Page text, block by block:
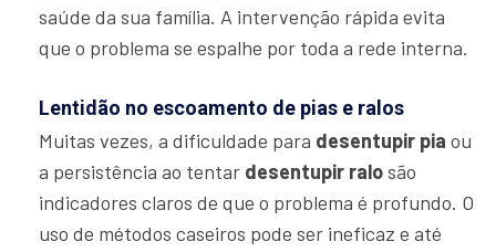
saúde da sua família. A intervenção rápida evita
que o problema se espalhe por toda a rede interna.
Lentidão no escoamento de pias e ralos
Muitas vezes, a dificuldade para desentupir pia ou
a persistência ao tentar desentupir ralosão
indicadores claros de que o problema é profundo. O
uso de métodos caseiros pode ser ineficaz e até